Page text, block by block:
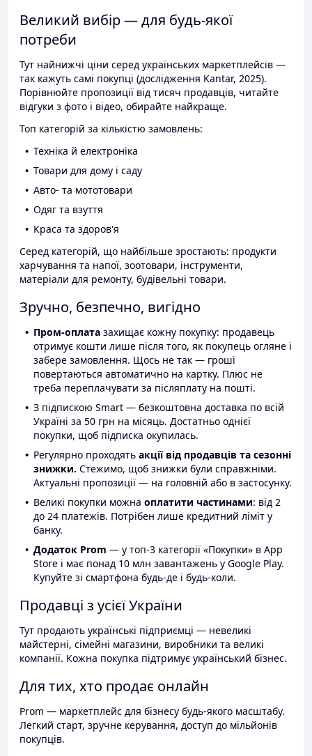
Великий вибір — для будь-якої
потреби
Тут найнижчі ціни серед українських маркетплейсів —
так кажуть самі покупці (дослідження Kantar, 2025).
Порівнюйте пропозиції від тисяч продавців, читайте
відгуки з фото і відео, обирайте найкраще.
Топ категорій за кількістю замовлень:
Техніка й електроніка
Товари для дому і саду
Авто- та мототовари
Одяг та взуття
Краса та здоров'я
Серед категорій, що найбільше зростають: продукти
харчування та напої, зоотовари, інструменти,
матеріали для ремонту, будівельні товари.
Зручно, безпечно, вигідно
Пром-оплата захищає кожну покупку: продавець
отримує кошти лише після того, як покупець огляне і
забере замовлення. Щось не так — гроші
повертаються автоматично на картку. Плюс не
треба переплачувати за післяплату на пошті.
З підпискою Smart — безкоштовна доставка по всій
Україні за 50 грн на місяць. Достатньо однієї
покупки, щоб підписка окупилась.
Регулярно проходять акції від продавців та сезонні
знижки. Стежимо, щоб знижки були справжніми.
Актуальні пропозиції — на головній або в застосунку.
Великі покупки можна оплатити частинами: від 2
до 24 платежів. Потрібен лише кредитний ліміт у
банку.
Додаток Prom — у топ-3 категорії «Покупки» в App
Store і має понад 10 млн завантажень у Google Play.
Купуйте зі смартфона будь-де і будь-коли.
Продавці з усієї України
Тут продають українські підприємці — невеликі
майстерні, сімейні магазини, виробники та великі
компанії. Кожна покупка підтримує український бізнес.
Для тих, хто продає онлайн
Prom — маркетплейс для бізнесу будь-якого масштабу.
Легкий старт, зручне керування, доступ до мільйонів
покупців.